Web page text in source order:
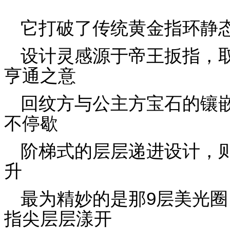
它打破了传统黄金指环静
设计灵感源于帝王扳指，
亨通之意
回纹方与公主方宝石的镶
不停歇
阶梯式的层层递进设计，
升
最为精妙的是那9层美光
指尖层层漾开